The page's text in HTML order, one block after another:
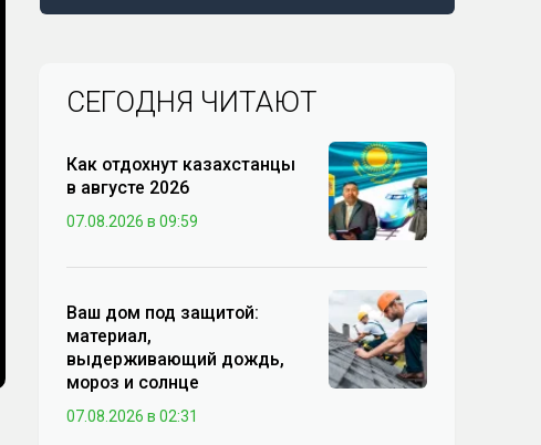
СЕГОДНЯ ЧИТАЮТ
Как отдохнут казахстанцы
в августе 2026
07.08.2026 в 09:59
Ваш дом под защитой:
материал,
выдерживающий дождь,
мороз и солнце
07.08.2026 в 02:31